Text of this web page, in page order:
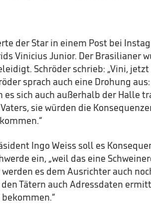
der Star in einem Post bei
Vinicius Junior. Der Brasilianer
Schröder schrieb: „Vini, jetzt
sprach auch eine Drohung
es sich auch außerhalb der Halle
sie würden die
Ingo Weiss soll es
ein, „weil das eine
werden es dem Ausrichter auch
Tätern auch Adressdaten